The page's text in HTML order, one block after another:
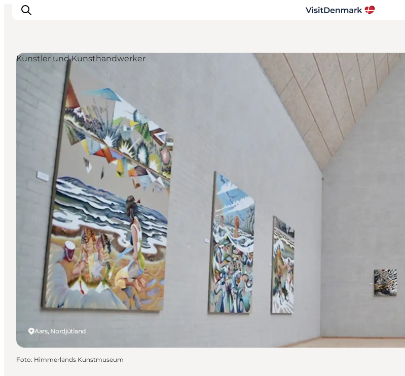
Inspiration
Regionen
Erlebnisse
Unterkünfte
Reiseplanung
Aars, Nordjütland
Künstler und Kunsthandwerker
Foto: Himmerlands Kunstmuseum